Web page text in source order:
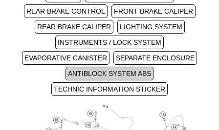
REAR BRAKE CONTROL
FRONT BRAKE CALIPER
REAR BRAKE CALIPER
LIGHTING SYSTEM
INSTRUMENTS / LOCK SYSTEM
EVAPORATIVE CANISTER
SEPARATE ENCLOSURE
ANTIBLOCK SYSTEM ABS
TECHNIC INFORMATION STICKER